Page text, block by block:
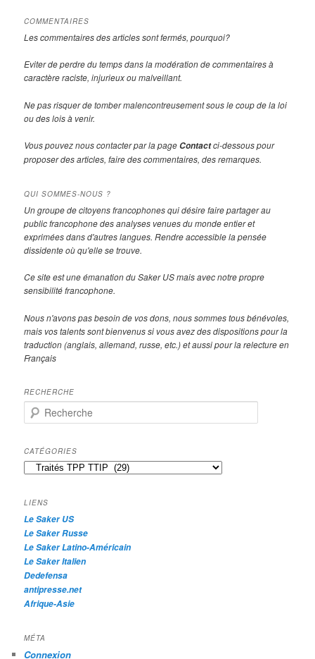
COMMENTAIRES
Les commentaires des articles sont fermés, pourquoi?
Eviter de perdre du temps dans la modération de commentaires à
caractère raciste, injurieux ou malveillant.
Ne pas risquer de tomber malencontreusement sous le coup de la loi
ou des lois à venir.
Vous pouvez nous contacter par la page Contactci-dessous pour
proposer des articles, faire des commentaires, des remarques.
QUI SOMMES-NOUS ?
Un groupe de citoyens francophones qui désire faire partager au
public francophone des analyses venues du monde entier et
exprimées dans d'autres langues. Rendre accessible la pensée
dissidente où qu'elle se trouve.
Ce site est une émanation du Saker US mais avec notre propre
sensibilité francophone.
Nous n'avons pas besoin de vos dons, nous sommes tous bénévoles,
mais vos talents sont bienvenus si vous avez des dispositions pour la
traduction (anglais, allemand, russe, etc.) et aussi pour la relecture en
Français
RECHERCHE
e
h
e
r
h
e
CATÉGORIES
Catégories
LIENS
Le Saker US
Le Saker Russe
Le Saker Latino-Américain
Le Saker Italien
Dedefensa
antipresse.net
Afrique-Asie
MÉTA
Connexion